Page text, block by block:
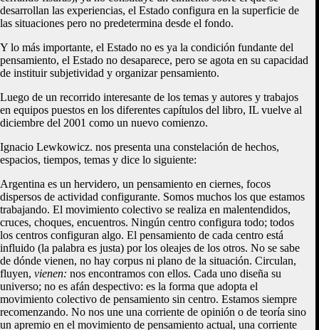
desarrollan las experiencias, el Estado configura en la superficie de
las situaciones pero no predetermina desde el fondo.
Y lo más importante, el Estado no es ya la condición fundante del
pensamiento, el Estado no desaparece, pero se agota en su capacidad
de instituir subjetividad y organizar pensamiento.
Luego de un recorrido interesante de los temas y autores y trabajos
en equipos puestos en los diferentes capítulos del libro, IL vuelve al
diciembre del 2001 como un nuevo comienzo.
Ignacio Lewkowicz. nos presenta una constelación de hechos,
espacios, tiempos, temas y dice lo siguiente:
Argentina es un hervidero, un pensamiento en ciernes, focos
dispersos de actividad configurante. Somos muchos los que estamos
trabajando. El movimiento colectivo se realiza en malentendidos,
cruces, choques, encuentros. Ningún centro configura todo; todos
los centros configuran algo. El pensamiento de cada centro está
influido (la palabra es justa) por los oleajes de los otros. No se sabe
de dónde vienen, no hay corpus ni plano de la situación. Circulan,
fluyen, vienen: nos encontramos con ellos. Cada uno diseña su
universo; no es afán despectivo: es la forma que adopta el
movimiento colectivo de pensamiento sin centro. Estamos siempre
recomenzando. No nos une una corriente de opinión o de teoría sino
un apremio en el movimiento de pensamiento actual, una corriente